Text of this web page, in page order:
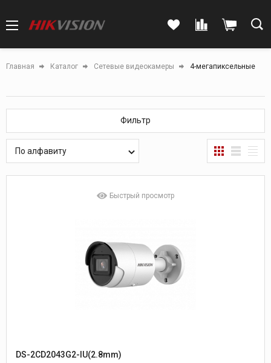
Главная Каталог Сетевые видеокамеры 4-мегапиксельные
Фильтр
По алфавиту
Быстрый просмотр
DS-2CD2043G2-IU(2.8mm)